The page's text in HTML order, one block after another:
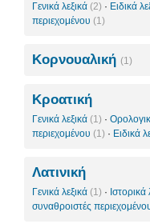
Γενικά λεξικά (2) · Ειδικά
περιεχομένου (1)
Κορνουαλική (1)
Κροατική
Γενικά λεξικά (1) ·
περιεχομένου (1) · Ειδικά
Λατινική
Γενικά λεξικά (1) · Ιστορικά
συναθροιστές